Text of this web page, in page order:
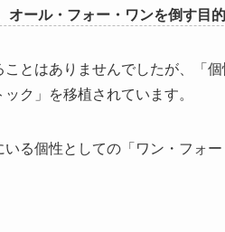
オール・フォー・ワンを倒す目
とはありませんでしたが、「
ク」を移植されています。
る個性としての「ワン・フォ